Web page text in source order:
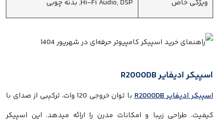
ویژگی خاص Hi-Fi Audio, DSP, بدنه چوبی
اسپیکر ادیفایر R2000DB
اسپیکر ادیفایر R2000DB
با توان خروجی 120 وات، ترکیبی از صدای با
کیفیت، طراحی زیبا و امکانات مدرن را ارائه میدهد. این اسپیکر